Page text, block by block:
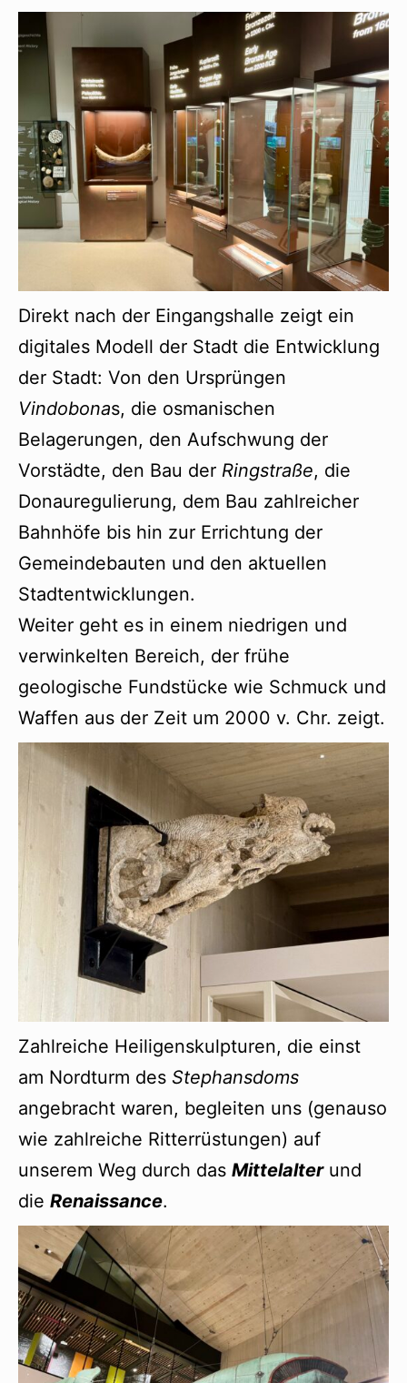
Direkt nach der Eingangshalle zeigt ein
digitales Modell der Stadt die Entwicklung
der Stadt: Von den Ursprüngen
Vindobonas, die osmanischen
Belagerungen, den Aufschwung der
Vorstädte, den Bau der Ringstraße, die
Donauregulierung, dem Bau zahlreicher
Bahnhöfe bis hin zur Errichtung der
Gemeindebauten und den aktuellen
Stadtentwicklungen.
Weiter geht es in einem niedrigen und
verwinkelten Bereich, der frühe
geologische Fundstücke wie Schmuck und
Waffen aus der Zeit um 2000 v. Chr. zeigt.
Zahlreiche Heiligenskulpturen, die einst
am Nordturm des Stephansdoms
angebracht waren, begleiten uns (genauso
wie zahlreiche Ritterrüstungen) auf
unserem Weg durch das Mittelalterund
die Renaissance.